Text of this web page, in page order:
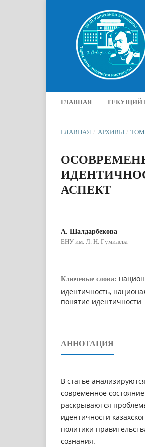
ГЛАВНАЯ ТЕКУЩИЙ
ГЛАВНАЯ / АРХИВЫ / ТОМ
АСПЕКТ
А. Шалдарбекова
ЕНУ им. Л. Н. Гумилева
Ключевые слова:
идентичность,
понятие идентичности
АННОТАЦИЯ
В статье
современное
раскрываются
идентичности
политики
сознания.